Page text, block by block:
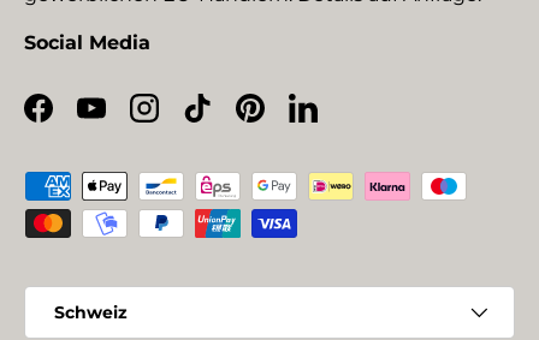
Social Media
Facebook
YouTubeInstagram
TikTokPinterestLinkedIn
Zahlungsmethoden
Schweiz